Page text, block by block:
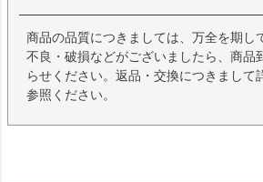
商品の品質につきましては、万全を期し
不良・破損などがございましたら、商品
らせください。返品・交換につきまして
参照ください。